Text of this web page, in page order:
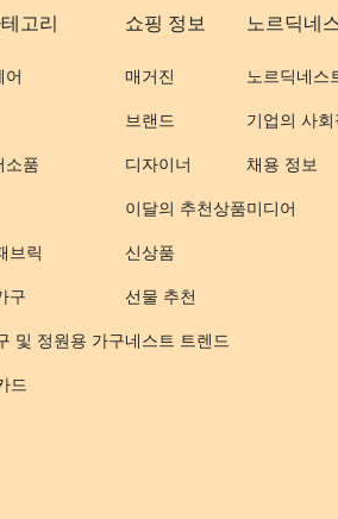
고리
어
소품
브릭
구
및 정원용 가구
드
쇼핑 정보
매거진
브랜드
디자이너
이달의 추천상품
신상품
선물 추천
네스트 트렌드
노르딕네
노르딕네스
기업의 사회
채용 정보
미디어